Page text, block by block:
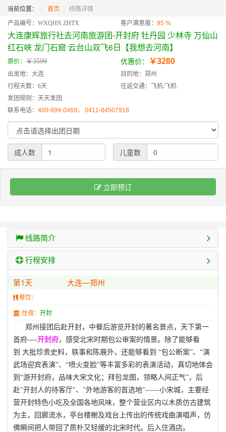
当前位置： 首页 线路详情
产品编号：WXQHN.ZHTX 客户满意度： 95 %
大连康辉旅行社去河南旅游团-开封府 牡丹园 少林寺 万仙山
红石峡 龙门石窟 云台山双飞6日【我想去河南】
原价： ￥3599 优惠价： ￥3280
出发地：大连
目的地：郑州
行程天数：6天
往返交通：飞机/飞机
发团规则：天天发团
联系电话： 400-999-0469； 0411-84507918
成人数 儿童数
立即预订
线路简介
行程安排
第1天 大连—郑州
餐饮：
住宿： 开封
郑州接团后赴开封，中餐后游览开封的著名景点，天下第一
首府----开封府，感受北宋时期包公审案的情景。除了能够看
到 大批珍贵史料，轶事和陈展外，还能够看到 “包公断案”、“演
武场迎宾表演”、“喷火变脸”等丰富多彩的表演活动，真切地体会
到“游开封府，品味大宋文化；拜包龙图，领略人间正气”，后
赴"开封人的待客厅"、"外地游客的首选地"——小宋城，主要经
营开封特色小吃及全国各地风味，整个营业区内以木质仿古建筑
为主，回廊流水，亭台楼榭及戏台上传出的传统戏曲演唱声，仿
佛瞬间把人带回了质朴又轻缓的北宋时代。后入住酒店。